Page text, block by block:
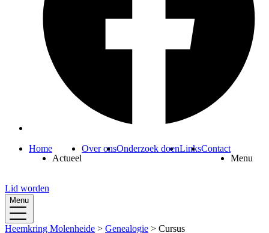
Home
Actueel
Over ons
van de vereniging
geschiedenis
in beeld
Onderzoek doenLinksContact
Menu
Lid worden
Menu
Heemkring Molenheide > Genealogie > Cursus